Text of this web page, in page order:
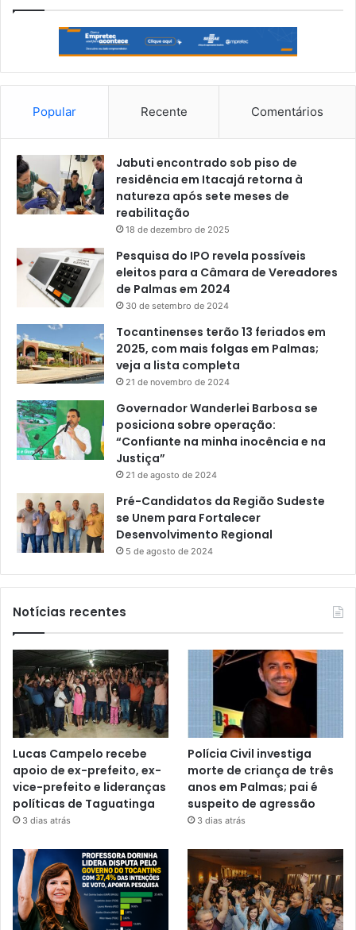
Popular Recente Comentários
Jabuti encontrado sob piso de
residência em Itacajá retorna à
natureza após sete meses de
reabilitação
18 de dezembro de 2025
Pesquisa do IPO revela possíveis
eleitos para a Câmara de Vereadores
de Palmas em 2024
30 de setembro de 2024
Tocantinenses terão 13 feriados em
2025, com mais folgas em Palmas;
veja a lista completa
21 de novembro de 2024
Governador Wanderlei Barbosa se
posiciona sobre operação:
“Confiante na minha inocência e na
Justiça”
21 de agosto de 2024
Pré-Candidatos da Região Sudeste
se Unem para Fortalecer
Desenvolvimento Regional
5 de agosto de 2024
Notícias recentes
Lucas Campelo recebe
apoio de ex-prefeito, ex-
vice-prefeito e lideranças
políticas de Taguatinga
3 dias atrás
Polícia Civil investiga
morte de criança de três
anos em Palmas; pai é
suspeito de agressão
3 dias atrás